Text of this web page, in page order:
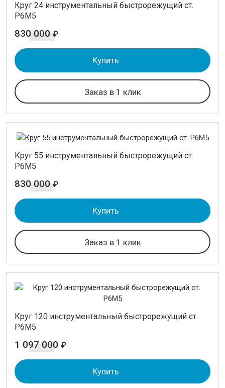
Круг 24 инструментальный быстрорежущий ст.
Р6М5
830 000 ₽
Купить
Заказ в 1 клик
Круг 55 инструментальный быстрорежущий ст.
Р6М5
830 000 ₽
Купить
Заказ в 1 клик
Круг 120 инструментальный быстрорежущий ст.
Р6М5
1 097 000 ₽
Купить